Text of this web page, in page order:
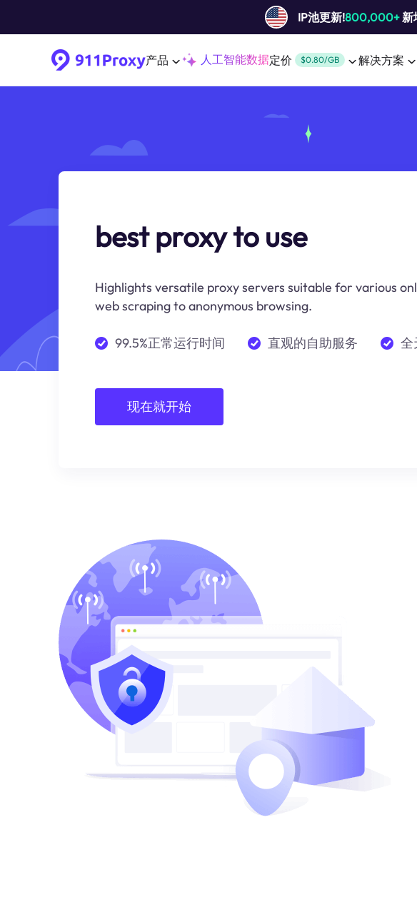
IP池更新!800,000+新
产品 人工智能数据定价 $0.80/GB 解决方案
best proxy to use
Highlights versatile proxy servers suitable for various
web scraping to anonymous browsing.
99.5%正常运行时间 直观的自助服务 全
现在就开始